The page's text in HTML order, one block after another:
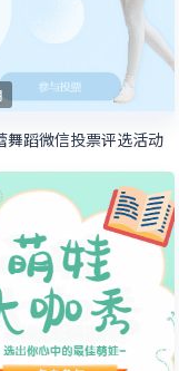
舞蹈微信投票评选活动